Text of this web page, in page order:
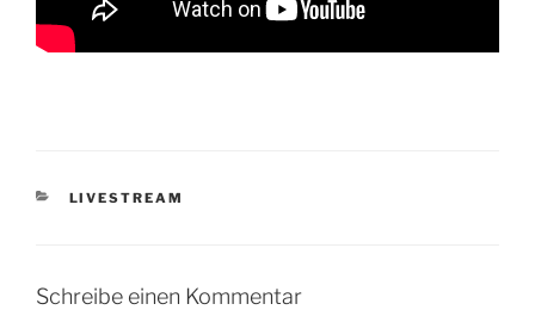
KATEGORIEN
LIVESTREAM
Schreibe einen Kommentar